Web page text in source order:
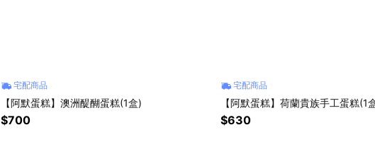
宅配商品
【阿默蛋糕】澳洲醍醐蛋糕(1盒)
$700
宅配商品
【阿默蛋糕】荷蘭貴族手工蛋糕(1
$630